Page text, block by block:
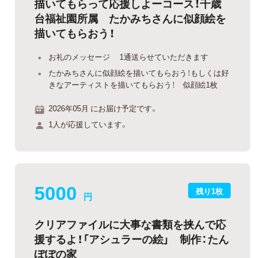
台福祉園所属 たかみちさんに似顔絵を
描いてもらおう！
お礼のメッセージ 1通送らせていただきます
たかみちさんに似顔絵を描いてもらおう！もしくは好
きなアーティストを描いてもらおう！ 似顔絵1枚
2026年05月 にお届け予定です。
1人が応援しています。
残り1枚
5000 円
クリアファイルに大事な書類を挟んで応
援するよ！「アシュラーの絵」 制作：たん
ぽぽの家